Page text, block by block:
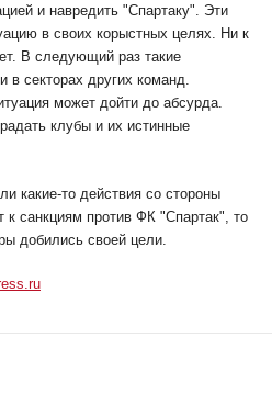
и навредить "Спартаку". Эти
в своих корыстных целях. Ни к
В следующий раз такие
в секторах других команд.
может дойти до абсурда.
клубы и их истинные
какие-то действия со стороны
к санкциям против ФК "Спартак", то
добились своей цели.